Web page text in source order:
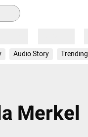
Audio Story Trending
Merkel